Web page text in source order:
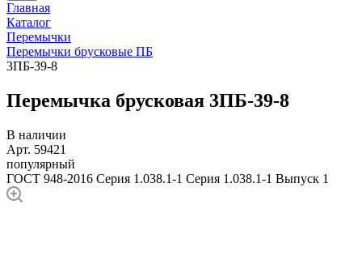
Главная
Каталог
Перемычки
Перемычки брусковые ПБ
3ПБ-39-8
Перемычка брусковая 3ПБ-39-8
В наличии
Арт. 59421
популярный
ГОСТ 948-2016 Серия 1.038.1-1 Серия 1.038.1-1 Выпуск 1